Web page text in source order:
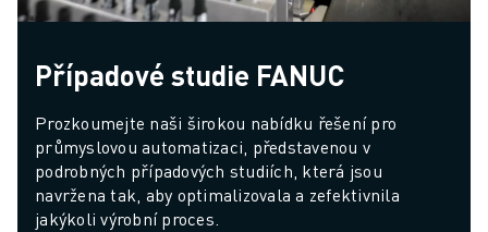
Případové studie FANUC
Prozkoumejte naši širokou nabídku řešení pro
průmyslovou automatizaci, představenou v
podrobných případových studiích, která jsou
navržena tak, aby optimalizovala a zefektivnila
jakýkoli výrobní proces.